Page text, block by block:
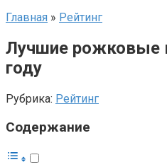
Главная » Рейтинг
Лучшие рожковые
году
Рубрика: Рейтинг
Содержание